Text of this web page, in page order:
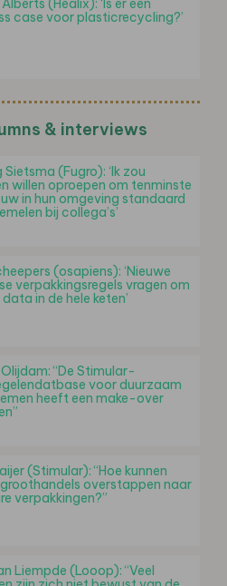
(Healix): ‘Is er een
case voor plasticrecycling?’
& interviews
Sietsma (Fugro): ‘Ik zou
willen oproepen om tenminste
in hun omgeving standaard
bij collega’s’
(osapiens): ‘Nieuwe
verpakkingsregels vragen om
in de hele keten’
“De Stimular-
voor duurzaam
heeft een make-over
(Stimular): “Hoe kunnen
overstappen naar
verpakkingen?”
Liempde (Looop): “Veel